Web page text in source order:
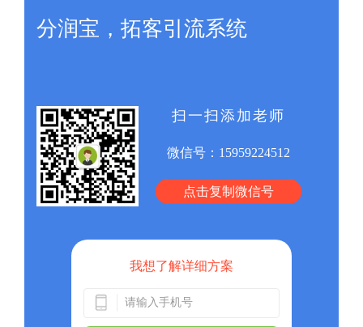
分润宝，拓客引流系统
扫一扫添加老师
微信号： 15959224512
点击复制微信号
我想了解详细方案